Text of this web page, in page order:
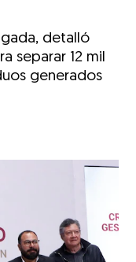
detalló
separar 12 mil
generados
Facebook
mediante Twitter
mediante LinkedIn
actual mediante